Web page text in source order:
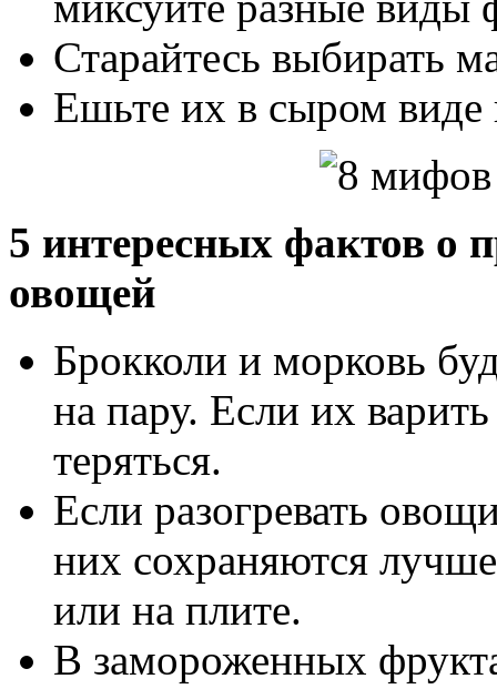
Старайтесь выбирать
Ешьте их в сыром виде
5 интересных фактов о
овощей
Брокколи и морковь
на пару. Если их
теряться.
Если разогревать
них сохраняются
или на плите.
В замороженных